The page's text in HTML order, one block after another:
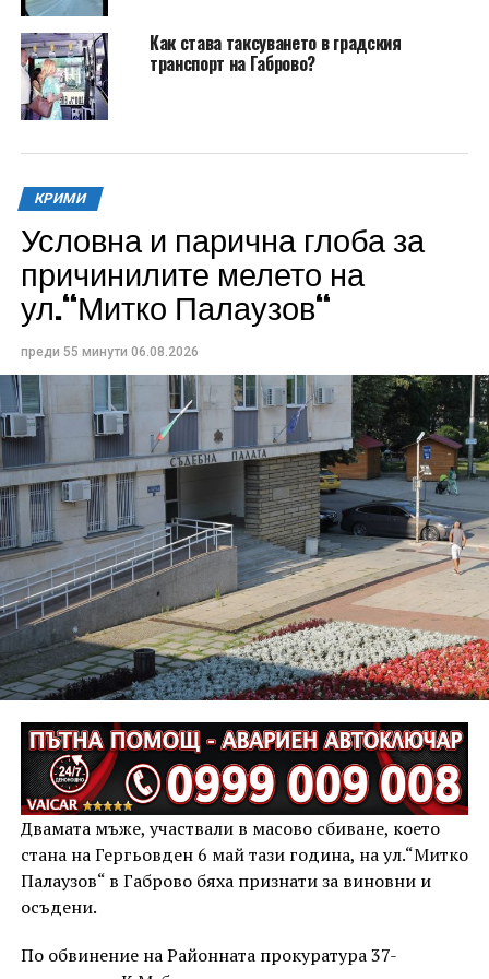
Как става таксуването в градския
транспорт на Габрово?
КРИМИ
Условна и парична глоба за
причинилите мелето на
ул.“Митко Палаузов“
преди 55 минути 06.08.2026
Двамата мъже, участвали в масово сбиване, което
стана на Гергьовден 6 май тази година, на ул.“Митко
Палаузов“ в Габрово бяха признати за виновни и
осъдени.
По обвинение на Районната прокуратура 37-